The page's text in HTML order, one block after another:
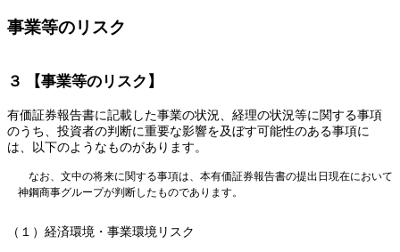
事業等のリスク
３ 【事業等のリスク】
有価証券報告書に記載した事業の状況、経理の状況等に関する事項
のうち、投資者の判断に重要な影響を及ぼす可能性のある事項に
は、以下のようなものがあります。
なお、文中の将来に関する事項は、本有価証券報告書の提出日現在において
神鋼商事グループが判断したものであります。
（１）経済環境・事業環境リスク